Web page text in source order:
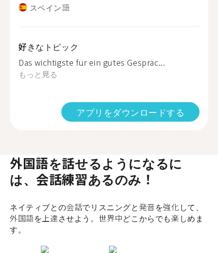
スペイン語
好きなトピック
Das wichtigste für ein gutes Gespräc...
もっと見る
アプリをダウンロードする
外国語を話せるようになるに
は、会話練習あるのみ！
ネイティブとの会話でリスニングと発音を強化して、
外国語を上達させよう。世界中どこからでも楽しめま
す。